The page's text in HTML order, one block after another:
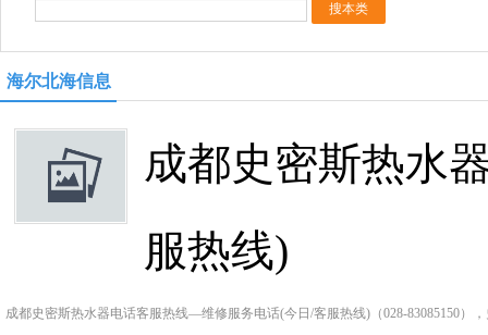
海尔北海信息
成都史密斯热水
服热线)
成都史密斯热水器电话客服热线—维修服务电话(今日/客服热线)（028-83085150）